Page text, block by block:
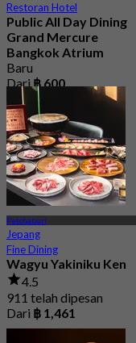
Restoran Hotel
Public All Day Dining
Grand Mercure
Bangkok Atrium
Baru
Dari฿ 600
Petchaburi
Jepang
Fine Dining
Wagyu Yakiniku Ken
4.5
911 telah dipesan
Dari ฿ 1,461